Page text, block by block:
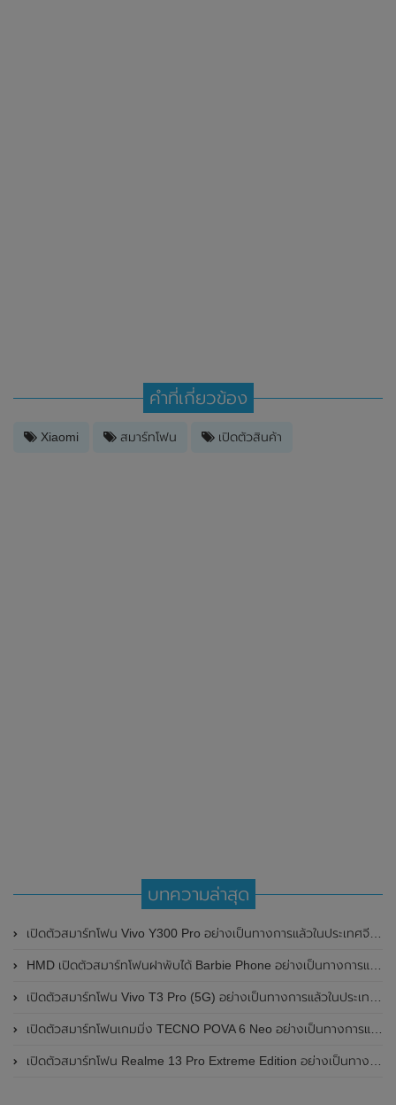
คำที่เกี่ยวข้อง
Xiaomi สมาร์ทโฟน เปิดตัวสินค้า
บทความล่าสุด
เปิดตัวสมาร์ทโฟน Vivo Y300 Pro อย่างเป็นทางการแล้วในประเทศจีน มาพร้อมดีไซน์พรีเมี่ยม ทนทาน และแบตเตอรี่สุดอึดขนาดใหญ่ 6,500mAh พร้อมรองรับการชาร์จไว 80W
HMD เปิดตัวสมาร์ทโฟนฝาพับได้ Barbie Phone อย่างเป็นทางการแล้ว มาพร้อมธีมสีชมพูสดใส
เปิดตัวสมาร์ทโฟน Vivo T3 Pro (5G) อย่างเป็นทางการแล้วในประเทศอินเดีย
เปิดตัวสมาร์ทโฟนเกมมิ่ง TECNO POVA 6 Neo อย่างเป็นทางการแล้วในประเทศไทย ในราคา 8,499 บาท
เปิดตัวสมาร์ทโฟน Realme 13 Pro Extreme Edition อย่างเป็นทางการแล้วในประเทศจีน